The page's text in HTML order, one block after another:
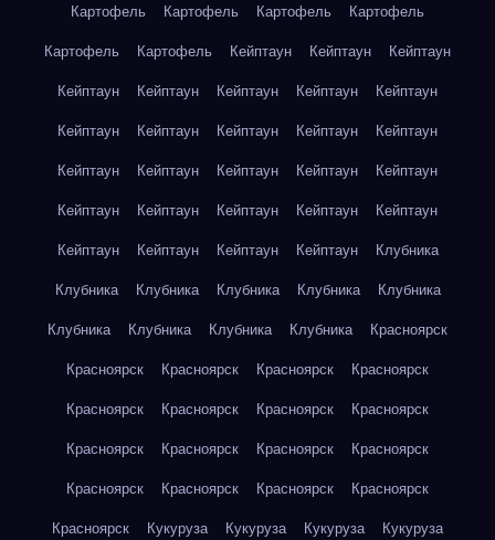
Картофель
Картофель Картофель
Картофель
Картофель
Картофель Кейптаун Кейптаун
Кейптаун
Кейптаун
Кейптаун Кейптаун Кейптаун
Кейптаун
Кейптаун
Кейптаун Кейптаун Кейптаун
Кейптаун
Кейптаун
Кейптаун Кейптаун Кейптаун
Кейптаун
Кейптаун
Кейптаун Кейптаун Кейптаун
Кейптаун
Кейптаун
Кейптаун Кейптаун Кейптаун
Клубника
Клубника
Клубника Клубника Клубника
Клубника
Клубника
Клубника Клубника Клубника
Красноярск
Красноярск
Красноярск Красноярск
Красноярск
Красноярск
Красноярск Красноярск
Красноярск
Красноярск
Красноярск Красноярск
Красноярск
Красноярск
Красноярск Красноярск
Красноярск
Красноярск
Кукуруза Кукуруза Кукуруза
Кукуруза